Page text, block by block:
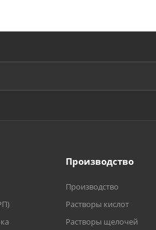
Производство
Производство
Растворы кислот
Растворы щелочей